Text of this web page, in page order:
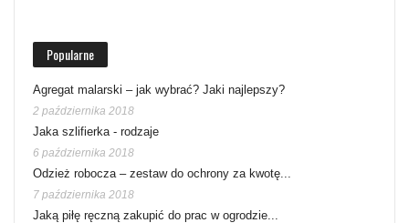
Popularne
Agregat malarski – jak wybrać? Jaki najlepszy?
2 października 2018
Jaka szlifierka - rodzaje
6 października 2018
Odzież robocza – zestaw do ochrony za kwotę...
7 października 2018
Jaką piłę ręczną zakupić do prac w ogrodzie...